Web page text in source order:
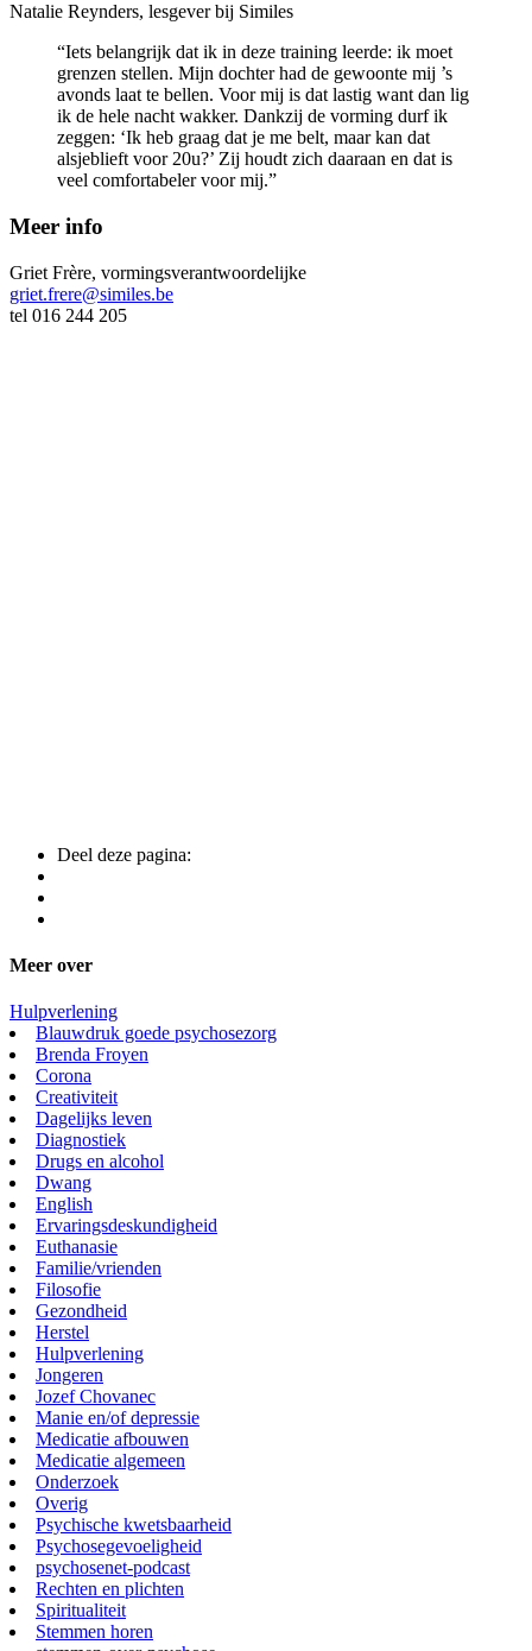
Natalie Reynders, lesgever bij Similes
“Iets belangrijk dat ik in deze training leerde: ik moet
grenzen stellen. Mijn dochter had de gewoonte mij ’s
avonds laat te bellen. Voor mij is dat lastig want dan lig
ik de hele nacht wakker. Dankzij de vorming durf ik
zeggen: ‘Ik heb graag dat je me belt, maar kan dat
alsjeblieft voor 20u?’ Zij houdt zich daaraan en dat is
veel comfortabeler voor mij.”
Meer info
Griet Frère, vormingsverantwoordelijke
griet.frere@similes.be
tel 016 244 205
Deel deze pagina:
Meer over
Hulpverlening
Blauwdruk goede psychosezorg
Brenda Froyen
Corona
Creativiteit
Dagelijks leven
Diagnostiek
Drugs en alcohol
Dwang
English
Ervaringsdeskundigheid
Euthanasie
Familie/vrienden
Filosofie
Gezondheid
Herstel
Hulpverlening
Jongeren
Jozef Chovanec
Manie en/of depressie
Medicatie afbouwen
Medicatie algemeen
Onderzoek
Overig
Psychische kwetsbaarheid
Psychosegevoeligheid
psychosenet-podcast
Rechten en plichten
Spiritualiteit
Stemmen horen